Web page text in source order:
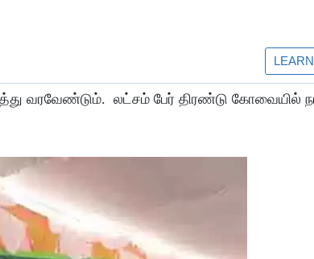
வரவேண்டும். லட்சம் பேர் திரண்டு கோவையில்